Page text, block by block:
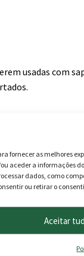
fornecer as melhores
aceder a informações
dados, como
ou retirar o
Aceitar
usadas com
podem deixar